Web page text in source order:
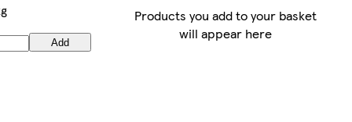
Add
Products you add to your basket
will appear here